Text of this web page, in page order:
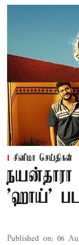
சினிமா செய்திகள்
'ஹாய்'
Published on: 06